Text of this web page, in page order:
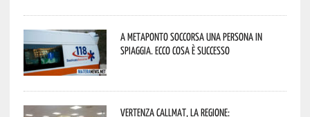
A Metaponto soccorsa una persona in
spiaggia. Ecco cosa è successo
Vertenza CallMat, la Regione: